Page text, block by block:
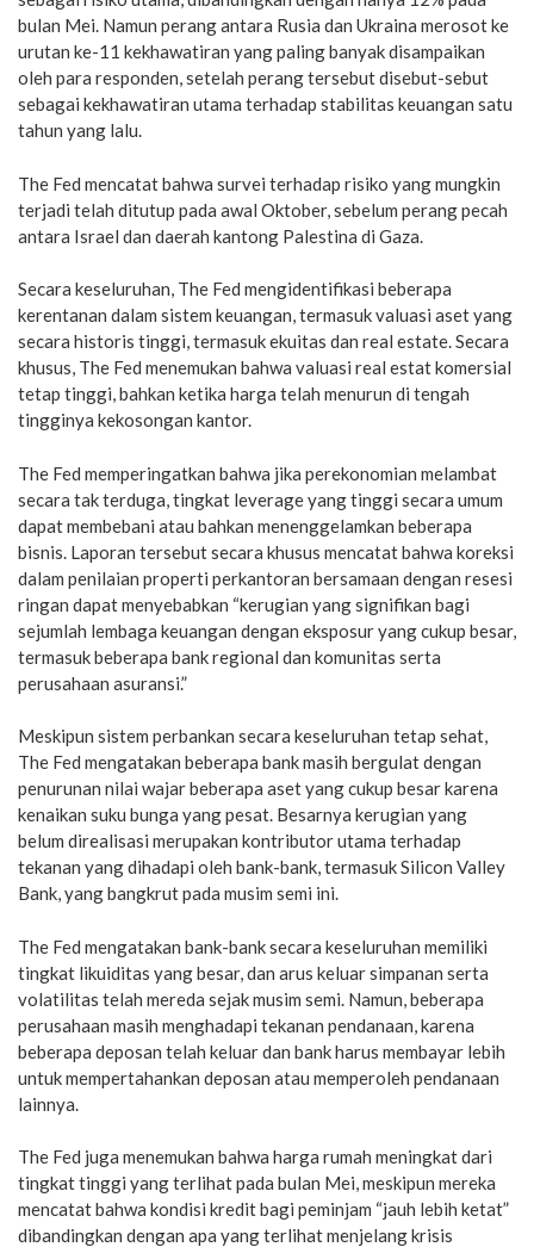
bulan Mei. Namun perang antara Rusia dan Ukraina merosot ke
urutan ke-11 kekhawatiran yang paling banyak disampaikan
oleh para responden, setelah perang tersebut disebut-sebut
sebagai kekhawatiran utama terhadap stabilitas keuangan satu
tahun yang lalu.
The Fed mencatat bahwa survei terhadap risiko yang mungkin
terjadi telah ditutup pada awal Oktober, sebelum perang pecah
antara Israel dan daerah kantong Palestina di Gaza.
Secara keseluruhan, The Fed mengidentifikasi beberapa
kerentanan dalam sistem keuangan, termasuk valuasi aset yang
secara historis tinggi, termasuk ekuitas dan real estate. Secara
khusus, The Fed menemukan bahwa valuasi real estat komersial
tetap tinggi, bahkan ketika harga telah menurun di tengah
tingginya kekosongan kantor.
The Fed memperingatkan bahwa jika perekonomian melambat
secara tak terduga, tingkat leverage yang tinggi secara umum
dapat membebani atau bahkan menenggelamkan beberapa
bisnis. Laporan tersebut secara khusus mencatat bahwa koreksi
dalam penilaian properti perkantoran bersamaan dengan resesi
ringan dapat menyebabkan “kerugian yang signifikan bagi
sejumlah lembaga keuangan dengan eksposur yang cukup besar,
termasuk beberapa bank regional dan komunitas serta
perusahaan asuransi.”
Meskipun sistem perbankan secara keseluruhan tetap sehat,
The Fed mengatakan beberapa bank masih bergulat dengan
penurunan nilai wajar beberapa aset yang cukup besar karena
kenaikan suku bunga yang pesat. Besarnya kerugian yang
belum direalisasi merupakan kontributor utama terhadap
tekanan yang dihadapi oleh bank-bank, termasuk Silicon Valley
Bank, yang bangkrut pada musim semi ini.
The Fed mengatakan bank-bank secara keseluruhan memiliki
tingkat likuiditas yang besar, dan arus keluar simpanan serta
volatilitas telah mereda sejak musim semi. Namun, beberapa
perusahaan masih menghadapi tekanan pendanaan, karena
beberapa deposan telah keluar dan bank harus membayar lebih
untuk mempertahankan deposan atau memperoleh pendanaan
lainnya.
The Fed juga menemukan bahwa harga rumah meningkat dari
tingkat tinggi yang terlihat pada bulan Mei, meskipun mereka
mencatat bahwa kondisi kredit bagi peminjam “jauh lebih ketat”
dibandingkan dengan apa yang terlihat menjelang krisis